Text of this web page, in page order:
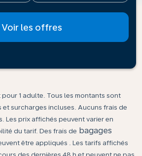
Voir les offres
1 adulte. Tous les montants sont
et surcharges incluses. Aucuns frais de
Les prix affichés peuvent varier en
du tarif. Des frais de bagages
être appliqués . Les tarifs affichés